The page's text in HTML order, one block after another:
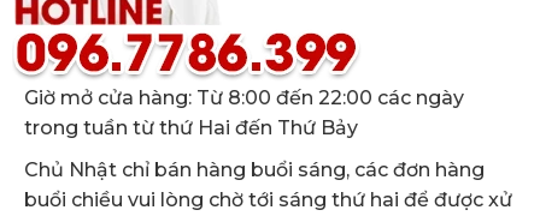
Giờ mở cửa hàng: Từ 8:00 đến 22:00 các ngày
trong tuần từ thứ Hai đến Thứ Bảy
Chủ Nhật chỉ bán hàng buổi sáng, các đơn hàng
buổi chiều vui lòng chờ tới sáng thứ hai để được xử